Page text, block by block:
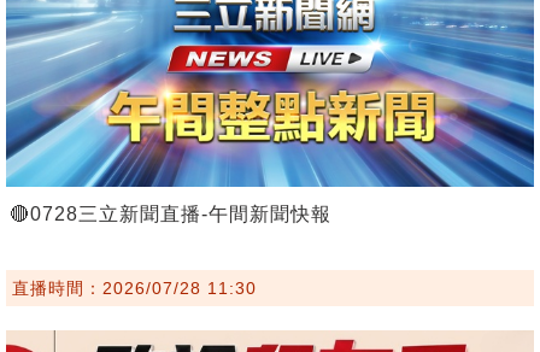
🔴0728三立新聞直播-午間新聞快報
直播時間：2026/07/28 11:30